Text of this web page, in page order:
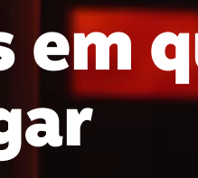
em